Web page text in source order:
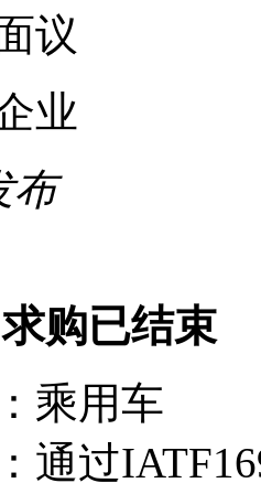
议
业
布
求购已结束
乘用车
通过